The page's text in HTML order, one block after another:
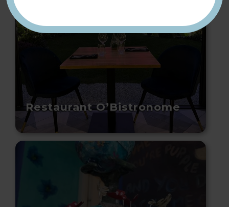
Restaurant O’Bistronome